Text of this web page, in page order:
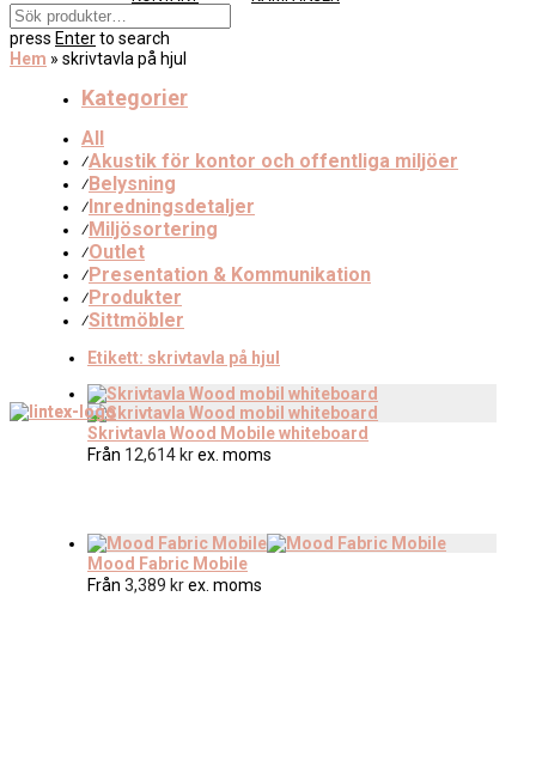
press Enterto search
Hem » skrivtavla på hjul
Kategorier
All
⁄Akustik för kontor och offentliga miljöer
⁄Belysning
⁄Inredningsdetaljer
⁄Miljösortering
⁄Outlet
⁄Presentation & Kommunikation
⁄Produkter
⁄Sittmöbler
Etikett: skrivtavla på hjul
Skrivtavla Wood Mobile whiteboard
Från 12,614 krex. moms
Mood Fabric Mobile
Från 3,389 krex. moms